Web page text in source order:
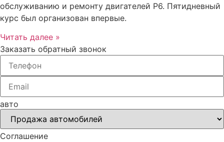
обслуживанию и ремонту двигателей Р6. Пятидневный
курс был организован впервые.
Читать далее »
Заказать обратный звонок
авто
Соглашение